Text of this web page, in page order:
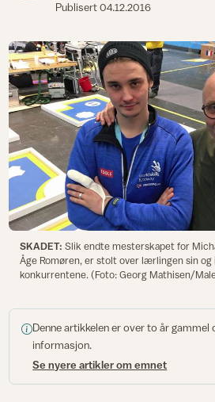
Publisert04.12.2016
SKADET: Slik endte mesterskapet for
Åge Romøren, er stolt over lærlingen sin
konkurrentene. (Foto: Georg Mathisen/
Denne artikkelen er over to år
informasjon.
Se nyere artikler om emnet